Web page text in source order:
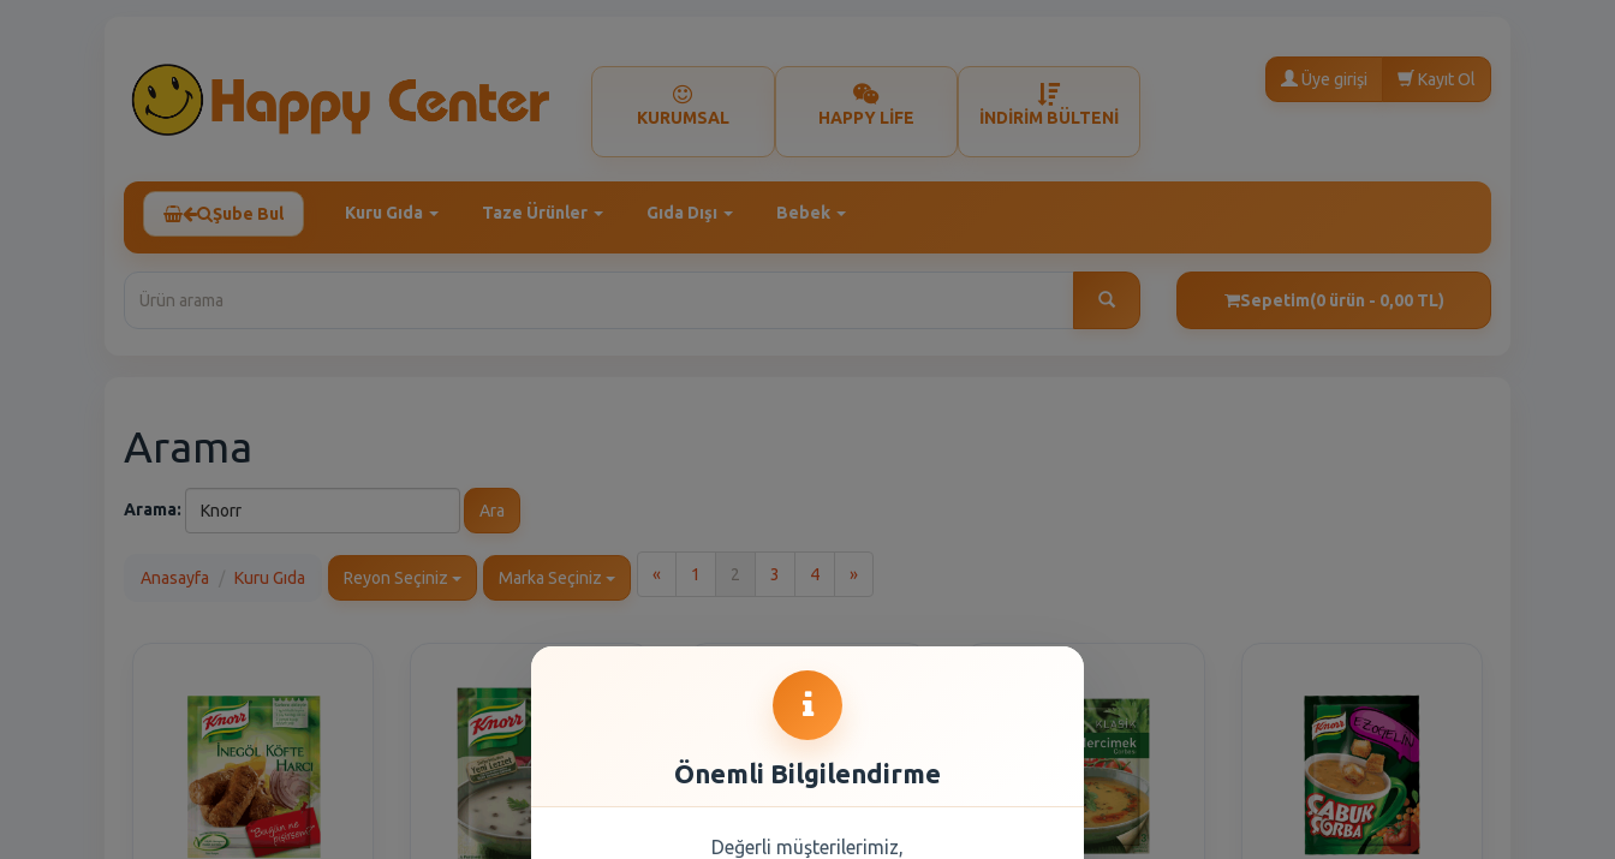
KURUMSAL HAPPY LİFE İNDİRİM BÜLTENİ
Üye girişi Kayıt Ol
Şube Bul Kuru Gıda Taze Ürünler Gıda Dışı Bebek
Sepetim(0 ürün - 0,00 TL)
Arama
Arama: Ara
Anasayfa Kuru Gıda Reyon Seçiniz Marka Seçiniz « 1 2 3 4 »Son
Önemli Bilgilendirme
Değerli müşterilerimiz,